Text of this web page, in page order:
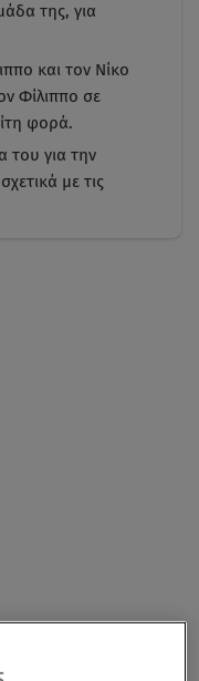
της, για
και τον Νίκο
Φίλιππο σε
φορά.
του για την
με τις